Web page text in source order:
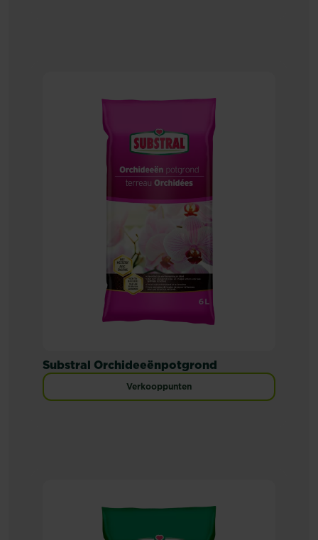
Substral Orchideeënpotgrond
Verkooppunten